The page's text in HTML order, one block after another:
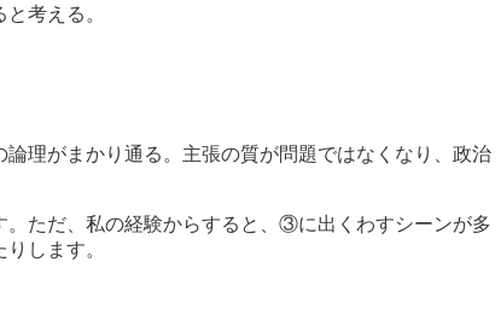
考える。
理がまかり通る。主張の質が問題ではなくなり、政治
ただ、私の経験からすると、③に出くわすシーンが多
します。